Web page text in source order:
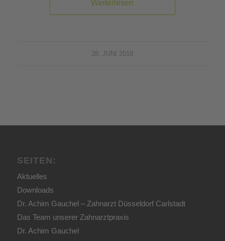
Weiterlesen
28. JUNI 2018
SEITEN:
Aktuelles
Downloads
Dr. Achim Gauchel – Zahnarzt Düsseldorf Carlstadt
Das Team unserer Zahnarztpraxis
Dr. Achim Gauchel